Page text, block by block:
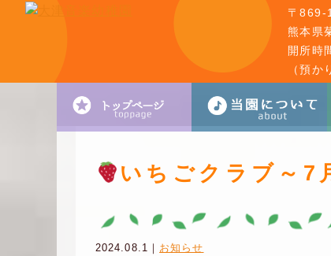
〒869-
熊本県
開所時
（預
いちごクラブ～7
2024.08.1｜ お知らせ